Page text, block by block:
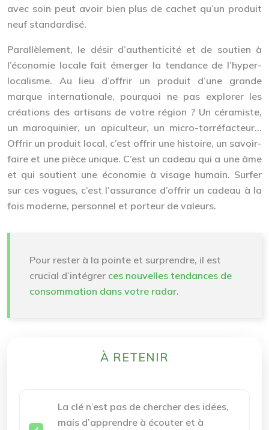
avec soin peut avoir bien plus de cachet qu’un produit
neuf standardisé.
Parallèlement, le désir d’authenticité et de soutien à
l’économie locale fait émerger la tendance de l’hyper-
localisme. Au lieu d’offrir un produit d’une grande
marque internationale, pourquoi ne pas explorer les
créations des artisans de votre région ? Un céramiste,
un maroquinier, un apiculteur, un micro-torréfacteur…
Offrir un produit local, c’est offrir une histoire, un savoir-
faire et une pièce unique. C’est un cadeau qui a une âme
et qui soutient une économie à visage humain. Surfer
sur ces vagues, c’est l’assurance d’offrir un cadeau à la
fois moderne, personnel et porteur de valeurs.
Pour rester à la pointe et surprendre, il est
crucial d’intégrer ces nouvelles tendances de
consommation dans votre radar.
À RETENIR
La clé n’est pas de chercher des idées,
mais d’apprendre à écouter et à